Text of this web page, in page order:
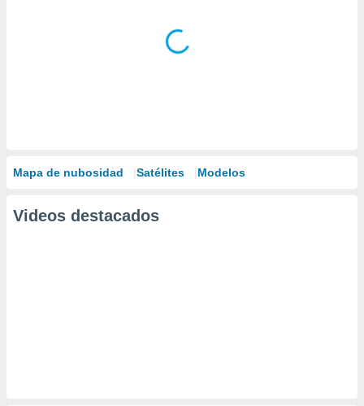
Mapa de nubosidad Satélites Modelos
Videos destacados